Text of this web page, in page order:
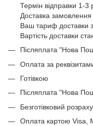
Термін відправки 1-3
Доставка
Ваш тариф доставки
Вартість доставки
Післяплата "Нова
Оплата за
Готівкою
Післяплата "Нова
Безготівковий
Оплата картою Visa,